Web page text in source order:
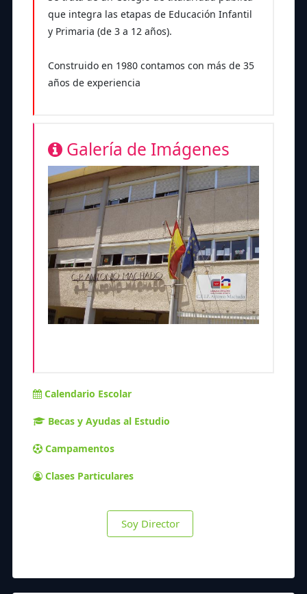
que integra las etapas de Educación Infantil
y Primaria (de 3 a 12 años).
Construido en 1980 contamos con más de 35
años de experiencia
Galería de Imágenes
Calendario Escolar
Becas y Ayudas al Estudio
Campamentos
Clases Particulares
Soy Director